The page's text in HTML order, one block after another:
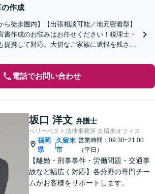
の作成
ら徒歩圏内】【出張相談可能／地元密着型】
書作成のお悩みはお任せください！税理士・
携して対応。大切なご家族に遺恨を残さな
電話でお問い合わせ
坂口 洋文 弁護士
ベリーベスト法律事務所 久留米オフィス
福岡
県
|
久留米
市
営業時間：09:30~21:00
（平日）
【離婚・刑事事件・労働問題・交通事
故など幅広く対応】各分野の専門チー
ムがお客様をサポートします。